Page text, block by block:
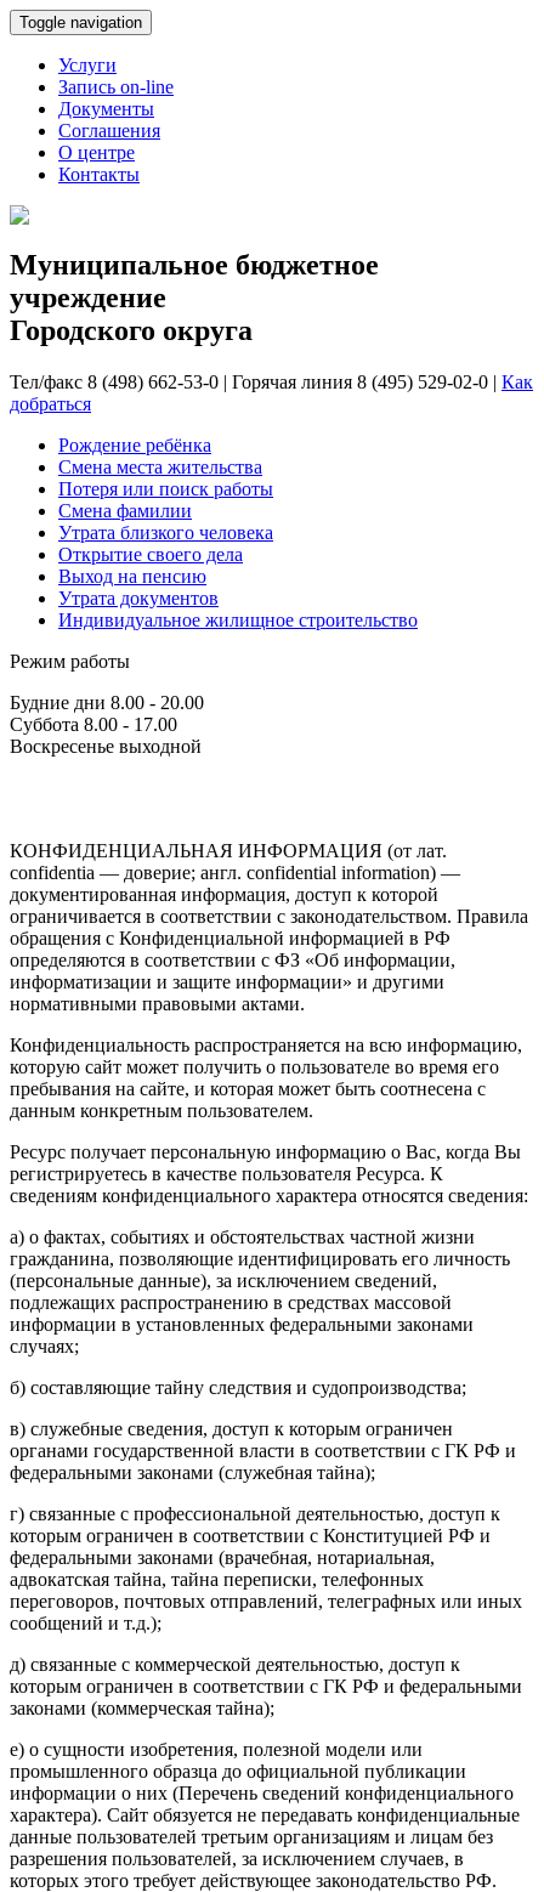
Toggle navigation
Услуги
Запись on-line
Документы
Соглашения
О центре
Контакты
Муниципальное бюджетное
учреждение
Городского округа
Тел/факс 8 (498) 662-53-0 | Горячая линия 8 (495) 529-02-0 | Как
добраться
Рождение ребёнка
Смена места жительства
Потеря или поиск работы
Смена фамилии
Утрата близкого человека
Открытие своего дела
Выход на пенсию
Утрата документов
Индивидуальное жилищное строительство
Режим работы
Будние дни 8.00 - 20.00
Суббота 8.00 - 17.00
Воскресенье выходной
КОНФИДЕНЦИАЛЬНАЯ ИНФОРМАЦИЯ (от лат.
confidentia — доверие; англ. confidential information) —
документированная информация, доступ к которой
ограничивается в соответствии с законодательством. Правила
обращения с Конфиденциальной информацией в РФ
определяются в соответствии с ФЗ «Об информации,
информатизации и защите информации» и другими
нормативными правовыми актами.
Конфиденциальность распространяется на всю информацию,
которую сайт может получить о пользователе во время его
пребывания на сайте, и которая может быть соотнесена с
данным конкретным пользователем.
Ресурс получает персональную информацию о Вас, когда Вы
регистрируетесь в качестве пользователя Ресурса. К
сведениям конфиденциального характера относятся сведения:
а) о фактах, событиях и обстоятельствах частной жизни
гражданина, позволяющие идентифицировать его личность
(персональные данные), за исключением сведений,
подлежащих распространению в средствах массовой
информации в установленных федеральными законами
случаях;
б) составляющие тайну следствия и судопроизводства;
в) служебные сведения, доступ к которым ограничен
органами государственной власти в соответствии с ГК РФ и
федеральными законами (служебная тайна);
г) связанные с профессиональной деятельностью, доступ к
которым ограничен в соответствии с Конституцией РФ и
федеральными законами (врачебная, нотариальная,
адвокатская тайна, тайна переписки, телефонных
переговоров, почтовых отправлений, телеграфных или иных
сообщений и т.д.);
д) связанные с коммерческой деятельностью, доступ к
которым ограничен в соответствии с ГК РФ и федеральными
законами (коммерческая тайна);
е) о сущности изобретения, полезной модели или
промышленного образца до официальной публикации
информации о них (Перечень сведений конфиденциального
характера). Сайт обязуется не передавать конфиденциальные
данные пользователей третьим организациям и лицам без
разрешения пользователей, за исключением случаев, в
которых этого требует действующее законодательство РФ.